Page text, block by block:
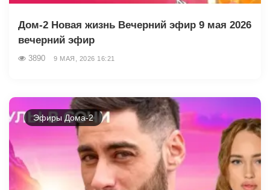
Дом-2 Новая жизнь Вечерний эфир 9 мая 2026
вечерний эфир
3890 9 МАЯ, 2026 16:21
Эфиры Дома-2